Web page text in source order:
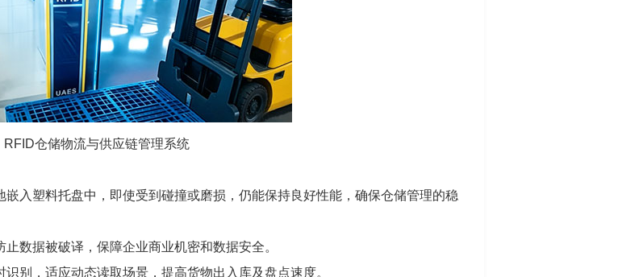
RFID仓储物流与供应链管理系统
入塑料托盘中，即使受到碰撞或磨损，仍能保持良好性能，确保仓储管理的稳
数据被破译，保障企业商业机密和数据安全。
别，适应动态读取场景，提高货物出入库及盘点速度。